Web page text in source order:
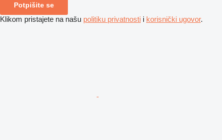
Potpišite se
Klikom pristajete na našu politiku privatnosti i korisnički ugovor.